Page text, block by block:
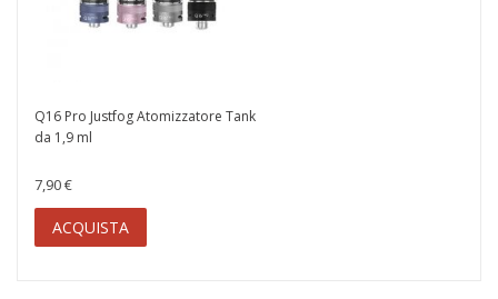
Q16 Pro Justfog Atomizzatore Tank
da 1,9 ml
7,90 €
ACQUISTA